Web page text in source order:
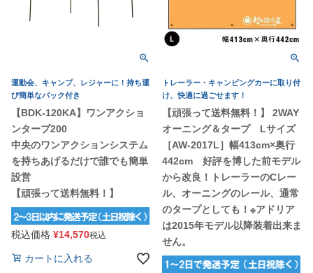
運動会、キャンプ、レジャーに！持ち運
び簡単なバック付き
【BDK-120KA】ワンアクショ
ンタープ200
中央のワンアクションシステム
を持ちあげるだけで誰でも簡単
設営
【頑張って送料無料！】
税込価格 ¥14,570税込
カートに入れる
トレーラー・キャンピングカーに取り付
け、快適に過ごせます！
【頑張って送料無料！】 2WAY
オーニング＆タープ Lサイズ
［AW-2017L］幅413cm×奥行
442cm 好評を博した前モデル
から改良！トレーラーのCレー
ル、オーニングのレール、通常
のタープとしても！※アドリア
は2015年モデル以降装着出来ま
せん。